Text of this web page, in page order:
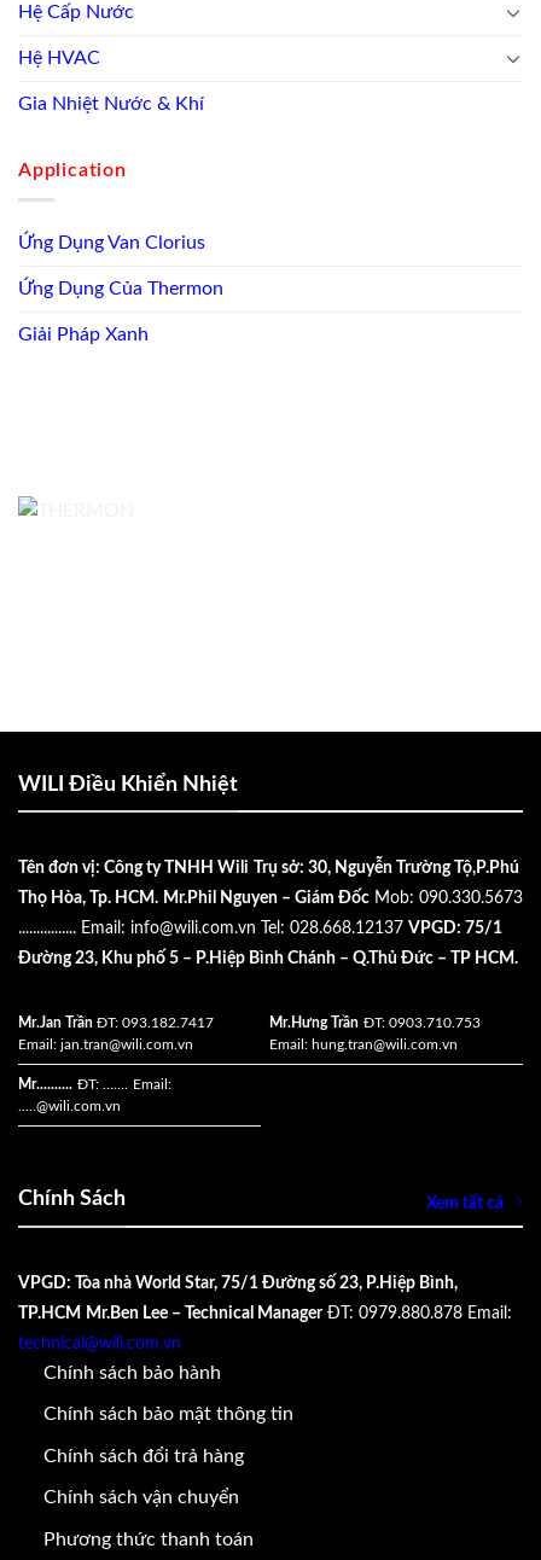
Hệ Cấp Nước
Hệ HVAC
Gia Nhiệt Nước & Khí
Application
Ứng Dụng Van Clorius
Ứng Dụng Của Thermon
Giải Pháp Xanh
WILI Điều Khiển Nhiệt
Tên đơn vị: Công ty TNHH Wili
Trụ sở: 30, Nguyễn Trường Tộ,P.Phú
Thọ Hòa, Tp. HCM. Mr.Phil Nguyen – Giám Đốc Mob: 090.330.5673
................ Email: info@wili.com.vn Tel: 028.668.12137 VPGD: 75/1
Đường 23, Khu phố 5 – P.Hiệp Bình Chánh – Q.Thủ Đức – TP HCM.
Mr.Jan Trần ĐT: 093.182.7417
Email: jan.tran@wili.com.vn
Mr.Hưng Trần ĐT: 0903.710.753
Email: hung.tran@wili.com.vn
Mr.......... ĐT: ....... Email:
.....@wili.com.vn
Chính Sách Xem tất cả
VPGD: Tòa nhà World Star, 75/1 Đường số 23, P.Hiệp Bình,
TP.HCM Mr.Ben Lee – Technical Manager ĐT: 0979.880.878 Email:
technical@wili.com.vn
Chính sách bảo hành
Chính sách bảo mật thông tin
Chính sách đổi trả hàng
Chính sách vận chuyển
Phương thức thanh toán